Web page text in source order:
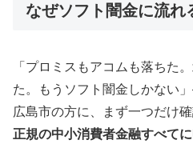
なぜソフト闇金に流れ
「プロミスもアコムも落ちた
た。もうソフト闇金しかない
広島市の方に、まず一つだけ
正規の中小消費者金融すべて